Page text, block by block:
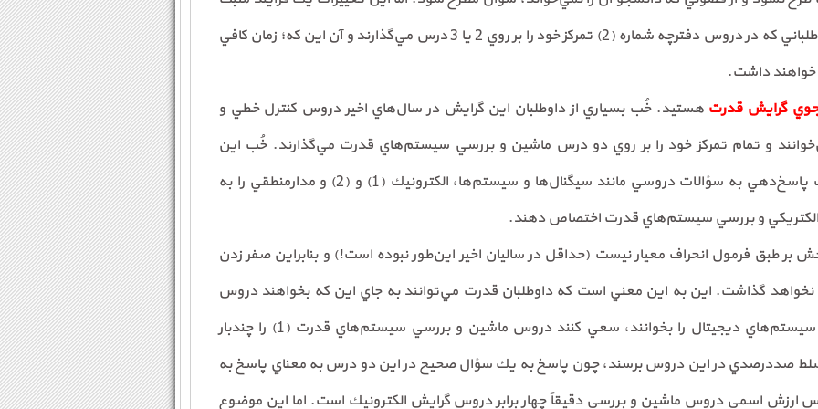
هم در خود دارد! خصوصاً براي داوطلباني كه در دروس دفترچه شماره (2) تمركز خود را بر روي 2 يا 3 درس مي‌گذارند و آن اين كه؛ زمان كافي
گرايش قدرت هستيد. خُب بسياري از داوطلبان اين گرايش در سال‌هاي اخير دروس كنترل خطي و
و تمام تمركز خود را بر روي دو درس ماشين و بررسي سيستم‌هاي قدرت مي‌گذارند. خُب اين
دانشجويان مي‌توانند بيشتر وقت پاسخ‌دهي به سؤالات دروسي مانند سيگنال‌ها و سيستم‌ها، الكترونيك (1) و (2) و مدارمنطقي را به
و بررسي سيستم‌هاي قدرت اختصاص دهند.
بر طبق فرمول انحراف معيار نيست (حداقل در ساليان اخير اين‌طور نبوده است!) و بنابراين صفر زدن
گذاشت. اين به اين معني است كه داوطلبان قدرت مي‌توانند به جاي اين كه بخواهند دروس
الكترونيك، سيگنال و سيستم و سيستم‌هاي ديجيتال را بخوانند، سعي كنند دروس ماشين و بررسي سيستم‌هاي قدرت (1) را چندبار
تسلط صددرصدي در اين دروس برسند، چون پاسخ به يك سؤال صحيح در اين دو درس به معناي پاسخ به
ارزش اسمي دروس ماشين و بررسي دقيقاً چهار برابر دروس گرايش الكترونيك است. اما اين موضوع